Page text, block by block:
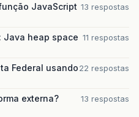
JavaScript 13 respostas
Java heap space 11 respostas
Federal usando22 respostas
externa?
13 respostas